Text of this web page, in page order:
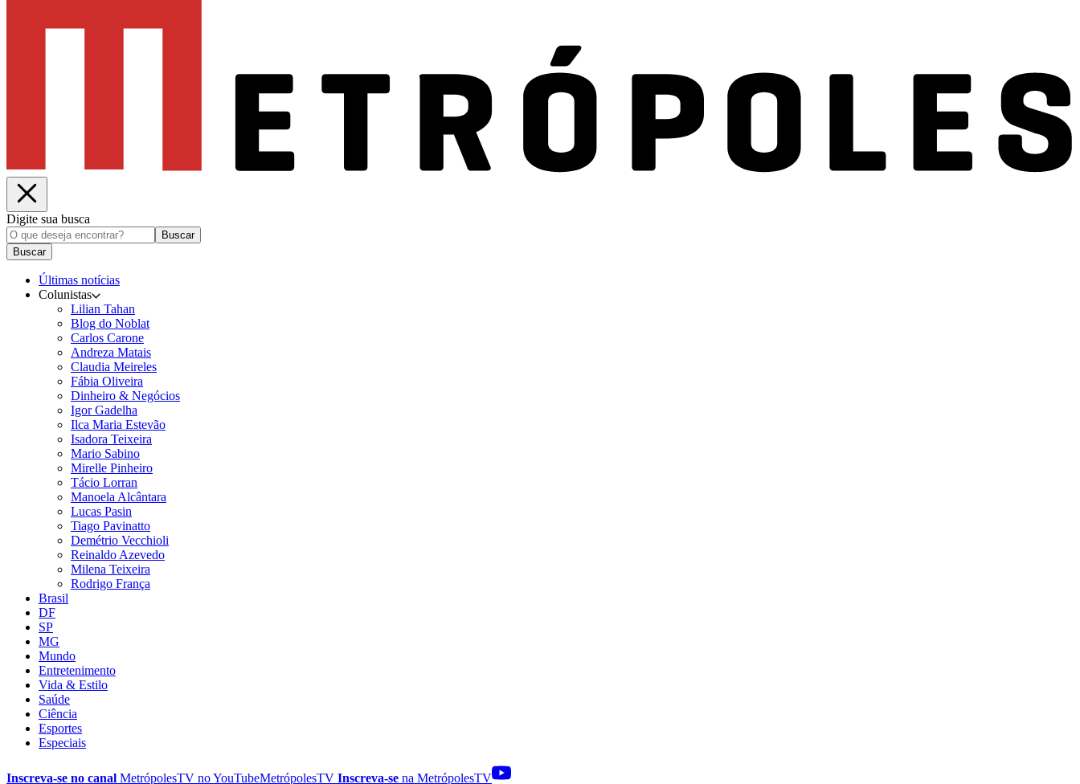
Digite sua busca
Buscar
Buscar
Últimas notícias
Colunistas
Lilian Tahan
Blog do Noblat
Carlos Carone
Andreza Matais
Claudia Meireles
Fábia Oliveira
Dinheiro & Negócios
Igor Gadelha
Ilca Maria Estevão
Isadora Teixeira
Mario Sabino
Mirelle Pinheiro
Tácio Lorran
Manoela Alcântara
Lucas Pasin
Tiago Pavinatto
Demétrio Vecchioli
Reinaldo Azevedo
Milena Teixeira
Rodrigo França
Brasil
DF
SP
MG
Mundo
Entretenimento
Vida & Estilo
Saúde
Ciência
Esportes
Especiais
Inscreva-se no canal MetrópolesTV noYouTubeMetrópolesTV Inscreva-se na MetrópolesTV